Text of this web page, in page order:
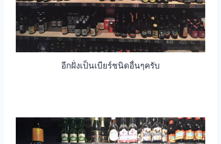
อีกฝั่งเป็นเบียร์ชนิดอื่นๆครับ